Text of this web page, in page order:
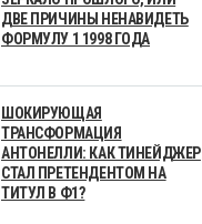
ДВЕ ПРИЧИНЫ НЕНАВИДЕТЬ
ФОРМУЛУ 1 1998 ГОДА
ШОКИРУЮЩАЯ
ТРАНСФОРМАЦИЯ
АНТОНЕЛЛИ: КАК ТИНЕЙДЖЕР
СТАЛ ПРЕТЕНДЕНТОМ НА
ТИТУЛ В Ф1?